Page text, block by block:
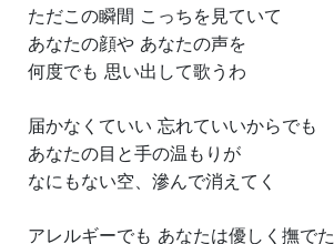
ただこの瞬間 こっちを見ていて
あなたの顔や あなたの声を
何度でも 思い出して歌うわ
届かなくていい 忘れていいからでも
あなたの目と手の温もりが
なにもない空、滲んで消えてく
アレルギーでも あなたは優しく撫でた